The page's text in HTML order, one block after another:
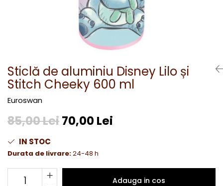
Sticlă de aluminiu Disney Lilo și
Stitch Cheeky 600 ml
Euroswan
85,00 Lei70,00 Lei
IN STOC
Durata de livrare:24-48 h
Adauga in cos